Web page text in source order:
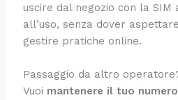
uscire dal negozio con la SIM
all’uso, senza dover
gestire pratiche online.
Passaggio da altro
Vuoi mantenere il tuo